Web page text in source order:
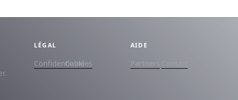
LÉGAL
Confidentialité
Cookies
AIDE
Partners